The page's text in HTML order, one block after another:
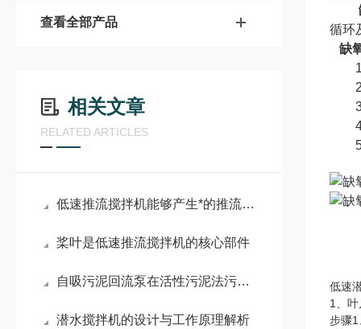
查看全部产品
相关文章
RELATED ARTICLES
低速推流搅拌机能够产生*的推流效应
桨叶是低速推流搅拌机的核心部件
自吸污泥回流泵在活性污泥法污水处理工艺中的作用
潜水搅拌机的设计与工作原理解析
循环
缺
2.
3.
4.
5.
低速
1、
步骤